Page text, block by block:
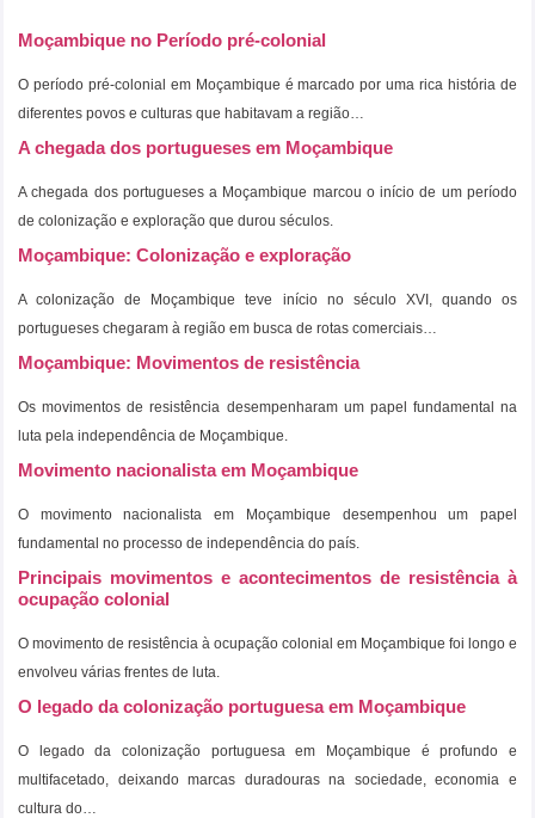
Moçambique no Período pré-colonial
O período pré-colonial em Moçambique é marcado por uma rica história de
diferentes povos e culturas que habitavam a região…
A chegada dos portugueses em Moçambique
A chegada dos portugueses a Moçambique marcou o início de um período
de colonização e exploração que durou séculos.
Moçambique: Colonização e exploração
A colonização de Moçambique teve início no século XVI, quando os
portugueses chegaram à região em busca de rotas comerciais…
Moçambique: Movimentos de resistência
Os movimentos de resistência desempenharam um papel fundamental na
luta pela independência de Moçambique.
Movimento nacionalista em Moçambique
O movimento nacionalista em Moçambique desempenhou um papel
fundamental no processo de independência do país.
Principais movimentos e acontecimentos de resistência à
ocupação colonial
O movimento de resistência à ocupação colonial em Moçambique foi longo e
envolveu várias frentes de luta.
O legado da colonização portuguesa em Moçambique
O legado da colonização portuguesa em Moçambique é profundo e
multifacetado, deixando marcas duradouras na sociedade, economia e
cultura do…